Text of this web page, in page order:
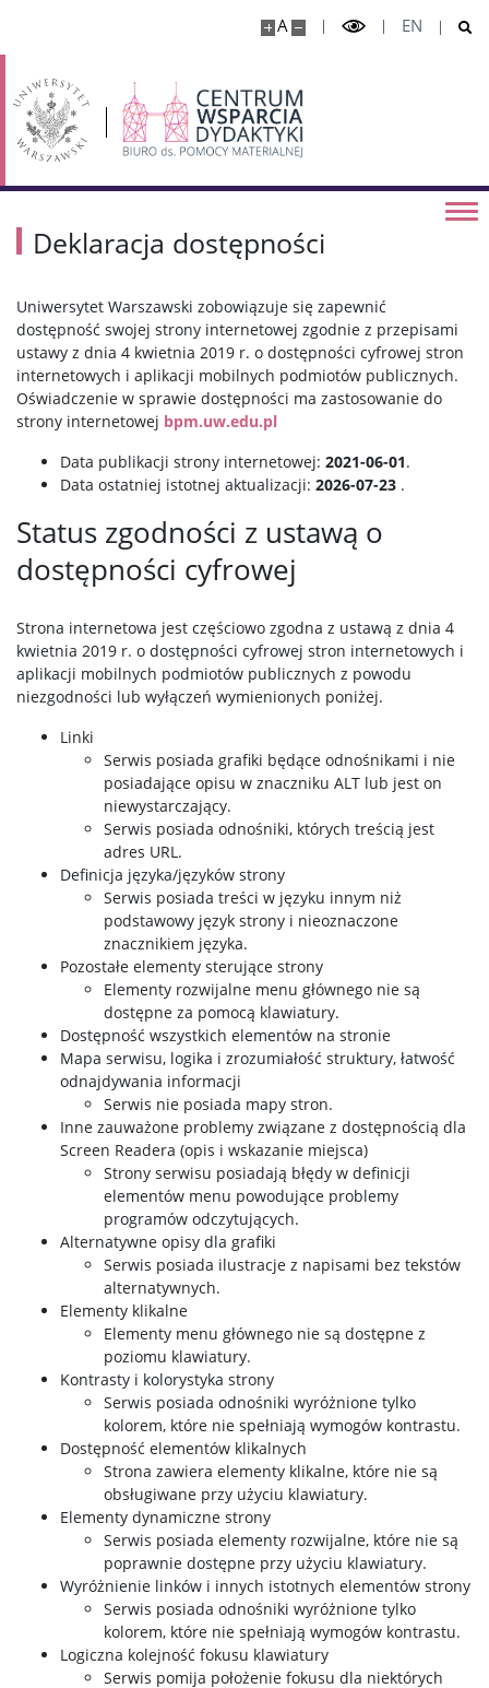
A EN
Deklaracja dostępności
Uniwersytet Warszawski zobowiązuje się zapewnić
dostępność swojej strony internetowej zgodnie z przepisami
ustawy z dnia 4 kwietnia 2019 r. o dostępności cyfrowej stron
internetowych i aplikacji mobilnych podmiotów publicznych.
Oświadczenie w sprawie dostępności ma zastosowanie do
strony internetowej bpm.uw.edu.pl
Data publikacji strony internetowej: 2021-06-01.
Data ostatniej istotnej aktualizacji: 2026-07-23 .
Status zgodności z ustawą o
dostępności cyfrowej
Strona internetowa jest częściowo zgodna z ustawą z dnia 4
kwietnia 2019 r. o dostępności cyfrowej stron internetowych i
aplikacji mobilnych podmiotów publicznych z powodu
niezgodności lub wyłączeń wymienionych poniżej.
Linki
Serwis posiada grafiki będące odnośnikami i nie
posiadające opisu w znaczniku ALT lub jest on
niewystarczający.
Serwis posiada odnośniki, których treścią jest
adres URL.
Definicja języka/języków strony
Serwis posiada treści w języku innym niż
podstawowy język strony i nieoznaczone
znacznikiem języka.
Pozostałe elementy sterujące strony
Elementy rozwijalne menu głównego nie są
dostępne za pomocą klawiatury.
Dostępność wszystkich elementów na stronie
Mapa serwisu, logika i zrozumiałość struktury, łatwość
odnajdywania informacji
Serwis nie posiada mapy stron.
Inne zauważone problemy związane z dostępnością dla
Screen Readera (opis i wskazanie miejsca)
Strony serwisu posiadają błędy w definicji
elementów menu powodujące problemy
programów odczytujących.
Alternatywne opisy dla grafiki
Serwis posiada ilustracje z napisami bez tekstów
alternatywnych.
Elementy klikalne
Elementy menu głównego nie są dostępne z
poziomu klawiatury.
Kontrasty i kolorystyka strony
Serwis posiada odnośniki wyróżnione tylko
kolorem, które nie spełniają wymogów kontrastu.
Dostępność elementów klikalnych
Strona zawiera elementy klikalne, które nie są
obsługiwane przy użyciu klawiatury.
Elementy dynamiczne strony
Serwis posiada elementy rozwijalne, które nie są
poprawnie dostępne przy użyciu klawiatury.
Wyróżnienie linków i innych istotnych elementów strony
Serwis posiada odnośniki wyróżnione tylko
kolorem, które nie spełniają wymogów kontrastu.
Logiczna kolejność fokusu klawiatury
Serwis pomija położenie fokusu dla niektórych